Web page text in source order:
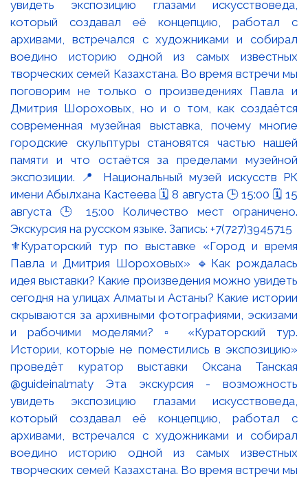
⚜️Кураторский тур по выставке «Город и время
Павла и Дмитрия Шороховых» 🔹Как рождалась
идея выставки? Какие произведения можно увидеть
сегодня на улицах Алматы и Астаны? Какие истории
скрываются за архивными фотографиями, эскизами
и рабочими моделями? ▫️ «Кураторский тур.
Истории, которые не поместились в экспозицию»
проведёт куратор выставки Оксана Танская
@guideinalmaty Эта экскурсия - возможность
увидеть экспозицию глазами искусствоведа,
который создавал её концепцию, работал с
архивами, встречался с художниками и собирал
воедино историю одной из самых известных
творческих семей Казахстана. Во время встречи мы